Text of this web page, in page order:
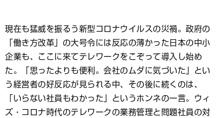
ブ
ッ
ク
マ
ク
現在も猛威を振るう新型コロナウイルスの災禍。政府の
「働き方改革」の大号令には反応の薄かった日本の中小
企業も、ここに来てテレワークをこぞって導入し始め
た。「思ったよりも便利。会社のムダに気づいた」とい
う経営者の好反応が見られる中、その後に続くのは、
「いらない社員もわかった」というホンネの一言。ウィ
ズ・コロナ時代のテレワークの業務管理と問題社員の対